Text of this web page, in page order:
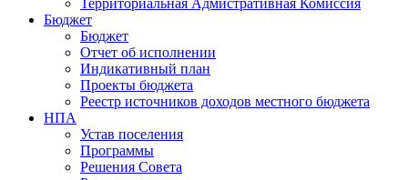
Территориальная Адмистративная Комиссия
Бюджет
Бюджет
Отчет об исполнении
Индикативный план
Проекты бюджета
Реестр источников доходов местного бюджета
НПА
Устав поселения
Программы
Решения Совета